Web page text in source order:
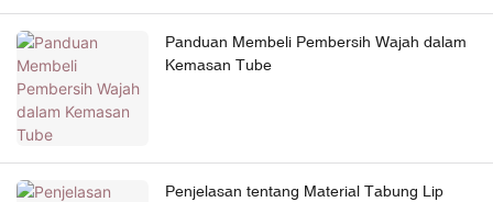
Panduan Membeli Pembersih Wajah dalam
Kemasan Tube
Penjelasan tentang Material Tabung Lip